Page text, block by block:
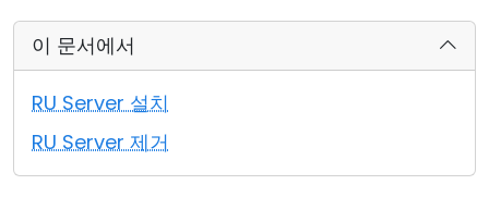
이 문서에서
RU Server 설치
RU Server 제거
연결 모드
무인 액세스
Active Directory 지원
MSI 구성
정보 기술